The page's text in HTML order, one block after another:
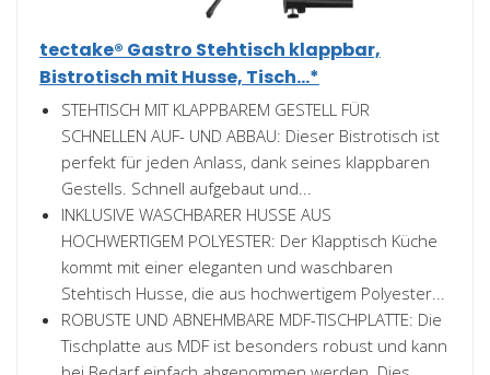
tectake® Gastro Stehtisch klappbar,
Bistrotisch mit Husse, Tisch...*
STEHTISCH MIT KLAPPBAREM GESTELL FÜR
SCHNELLEN AUF- UND ABBAU: Dieser Bistrotisch ist
perfekt für jeden Anlass, dank seines klappbaren
Gestells. Schnell aufgebaut und...
INKLUSIVE WASCHBARER HUSSE AUS
HOCHWERTIGEM POLYESTER: Der Klapptisch Küche
kommt mit einer eleganten und waschbaren
Stehtisch Husse, die aus hochwertigem Polyester...
ROBUSTE UND ABNEHMBARE MDF-TISCHPLATTE: Die
Tischplatte aus MDF ist besonders robust und kann